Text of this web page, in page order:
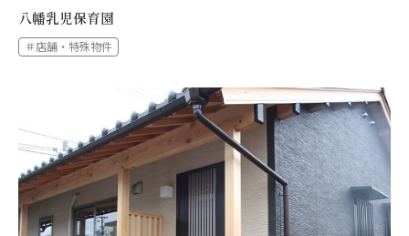
八幡乳児保育園
＃店舗・特殊物件